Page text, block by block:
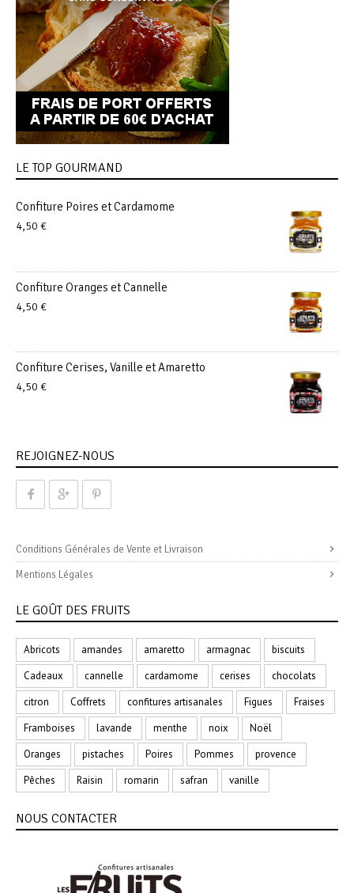
LE TOP GOURMAND
Confiture Poires et Cardamome
4,50 €
Confiture Oranges et Cannelle
4,50 €
Confiture Cerises, Vanille et Amaretto
4,50 €
REJOIGNEZ-NOUS
Conditions Générales de Vente et Livraison
Mentions Légales
LE GOÛT DES FRUITS
Abricots amandes amaretto armagnac
biscuits
Cadeaux
cannelle cardamome cerises
chocolats
citron
Coffrets confitures artisanales Figues
Fraises
Framboises
lavande menthe noix
Noël
Oranges
pistaches Poires Pommes
provence
Pêches
Raisin romarin safran vanille
NOUS CONTACTER